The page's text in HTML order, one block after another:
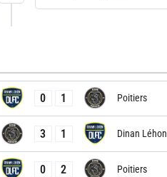
0 1 Poitiers
3 1 Dinan Léhon
0 2 Poitiers